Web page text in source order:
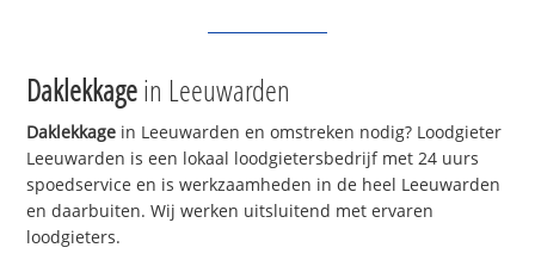
Daklekkagein Leeuwarden
Daklekkage in Leeuwarden en omstreken nodig? Loodgieter
Leeuwarden is een lokaal loodgietersbedrijf met 24 uurs
spoedservice en is werkzaamheden in de heel Leeuwarden
en daarbuiten. Wij werken uitsluitend met ervaren
loodgieters.